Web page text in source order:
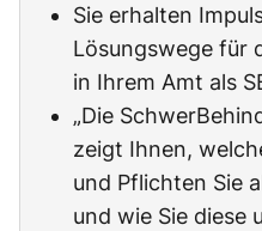
Sie erhalten
Lösungswege für
in Ihrem Amt als
„Die
zeigt Ihnen,
und Pflichten Sie
und wie Sie diese